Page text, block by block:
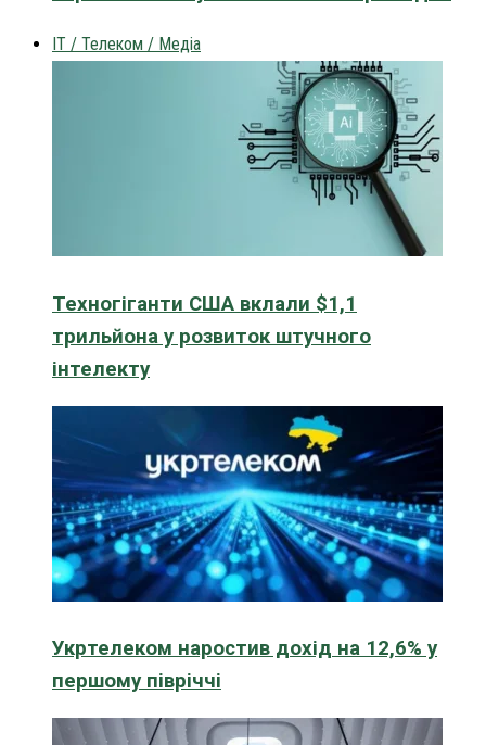
IT / Телеком / Медіа
Техногіганти США вклали $1,1
трильйона у розвиток штучного
інтелекту
Укртелеком наростив дохід на 12,6% у
першому півріччі